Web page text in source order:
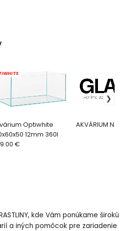
Optiwhite
12mm 360l
€
AKVÁRIUM NA
kde Vám ponúkame širokú
a iných pomôcok pre zariadenie